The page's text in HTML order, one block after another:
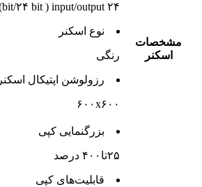
مشخصات
اسکنر
۲۴ bit/۲۴ bit ) input/output)
نوع‌ اسکنر
رنگی
رزولوشن اپتیکال اسکنر
۶۰۰x۶۰۰
بزرگنمایی کپی
۲۵تا۴۰۰ درصد
قابلیت‌های کپی